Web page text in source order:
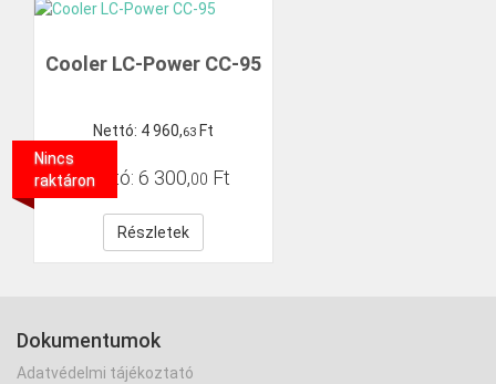
Cooler LC-Power CC-95
Nettó: 4960,63 Ft
Bruttó: 6 300,00 Ft
Részletek
Nincs
raktáron
Dokumentumok
Adatvédelmi tájékoztató